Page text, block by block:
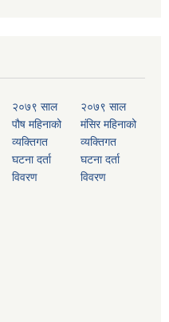
२०७९ साल
पौष महिनाको
व्यक्तिगत
घटना दर्ता
विवरण
२०७९ साल
मंसिर महिनाको
व्यक्तिगत
घटना दर्ता
विवरण